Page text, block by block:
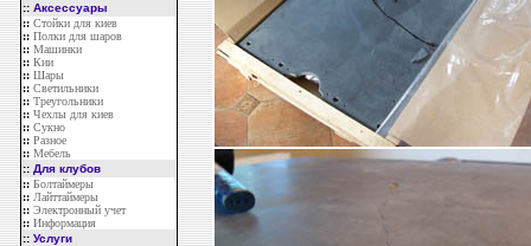
:: Аксессуары
:: Стойки для киев
:: Полки для шаров
:: Машинки
:: Кии
:: Шары
:: Светильники
:: Треугольники
:: Чехлы для киев
:: Сукно
:: Разное
:: Мебель
:: Для клубов
:: Болтаймеры
:: Лайттаймеры
:: Электронный учет
:: Информация
:: Услуги